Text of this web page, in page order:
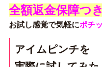
全額返金保障つき
お試し感覚で気軽にポチ
アイムピンチを